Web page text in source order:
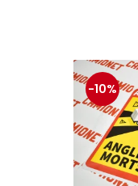
Cilindri si burdufuri
Consumabile
-10%